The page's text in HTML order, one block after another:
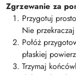
Zgrzewanie za
Przygotuj
Nie
Połóż
płaskiej
Trzymaj